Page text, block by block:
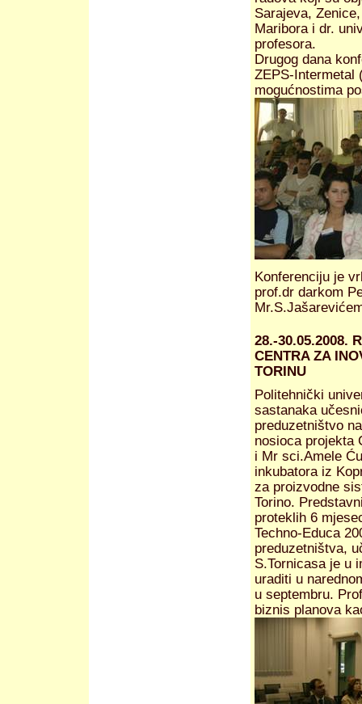
Sarajeva,
Maribora i dr.
profesora.
Drugog dana
ZEPS-Intermetal
mogućnostima
Konferenciju je
prof.dr darkom
28.-30.05.2008.
CENTRA ZA
TORINU
Politehnički
sastanaka
preduzetništvo
nosioca projekta
i Mr sci.Amele
inkubatora iz
za proizvodne
Torino.
proteklih 6
Techno-Educa
preduzetništva,
S.Tornicasa je u
uraditi u
u septembru.
biznis planova